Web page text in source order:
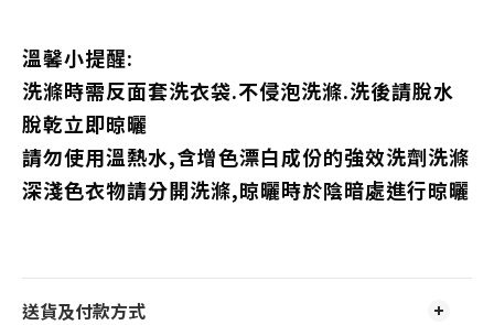
溫馨小提醒:
洗滌時需反面套洗衣袋.不侵泡洗滌.洗後請脫水
脫乾立即晾曬
請勿使用溫熱水,含增色漂白成份的強效洗劑洗滌
深淺色衣物請分開洗滌,晾曬時於陰暗處進行晾曬
送貨及付款方式